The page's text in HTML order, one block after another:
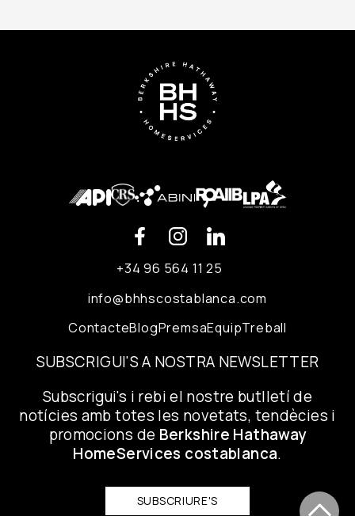
+34 96 564 11 25
info@bhhscostablanca.com
ContacteBlogPremsaEquipTreball
SUBSCRIGUI'S A NOSTRA NEWSLETTER
Subscrigui's i rebi el nostre butlletí de
notícies amb totes les novetats, tendècies i
promocions de Berkshire Hathaway
HomeServices costablanca.
SUBSCRIURE'S